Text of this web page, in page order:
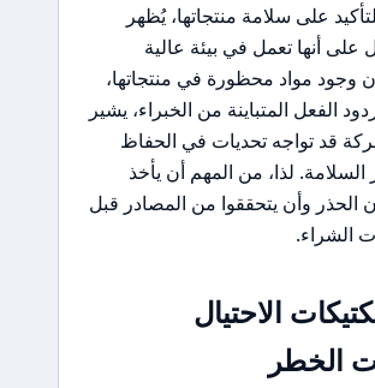
على سلامة منتجاتها، يُظهر
على أنها تعمل في بيئة عالية
وجود مواد محظورة في منتجاتها،
الفعل المتباينة من الخبراء، يشير
قد تواجه تحديات في الحفاظ
السلامة. لذا، من المهم أن يأخذ
الحذر وأن يتحققوا من المصادر قبل
الشراء.
الاحتيال
الخطر